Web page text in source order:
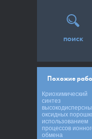
поиск
Похожие
Криохимический
синтез
оксидных
использованием
процессов
обмена